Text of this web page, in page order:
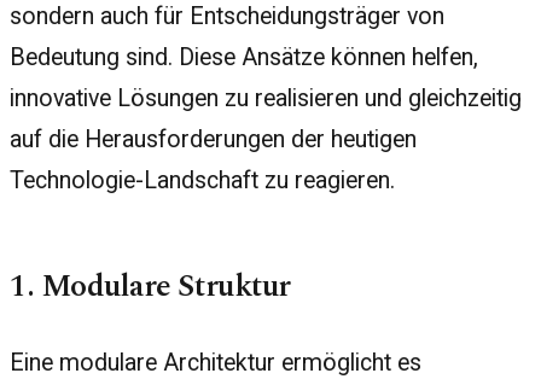
sondern auch für Entscheidungsträger von
Bedeutung sind. Diese Ansätze können helfen,
innovative Lösungen zu realisieren und gleichzeitig
auf die Herausforderungen der heutigen
Technologie-Landschaft zu reagieren.
1. Modulare Struktur
Eine modulare Architektur ermöglicht es